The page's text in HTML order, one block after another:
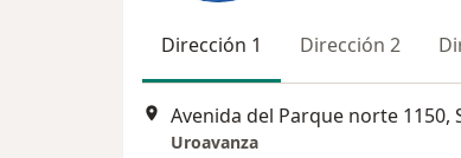
Dirección 1 Dirección 2
Uroavanza